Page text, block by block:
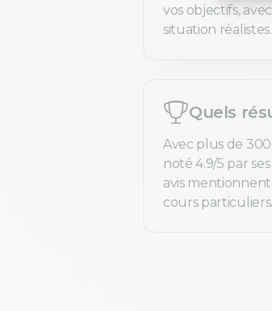
vos objectifs,
situation réalistes.
Quels
Avec plus de
noté 4.9/5 par
avis
cours particuliers.